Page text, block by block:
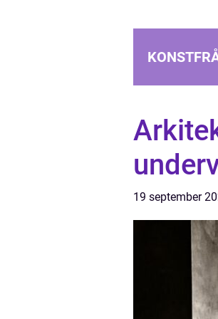
19 september